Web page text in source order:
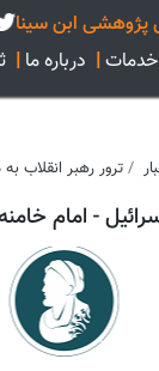
ابن سینا
|خدمات | درباره ما
ترور رهبر انقلاب
- امام